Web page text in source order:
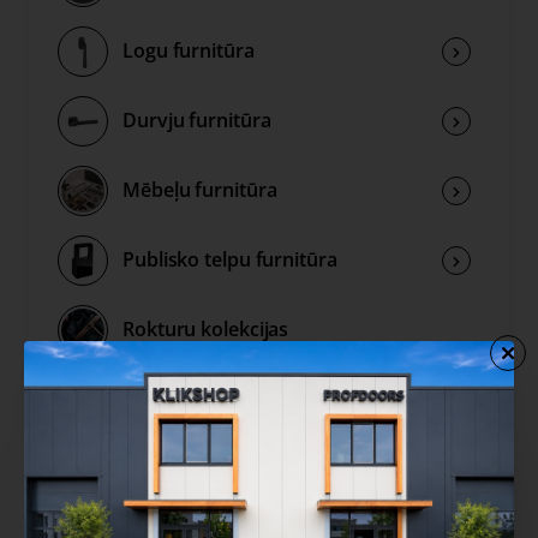
Logu furnitūra
Durvju furnitūra
Mēbeļu furnitūra
Publisko telpu furnitūra
Rokturu kolekcijas
Izpārdošana